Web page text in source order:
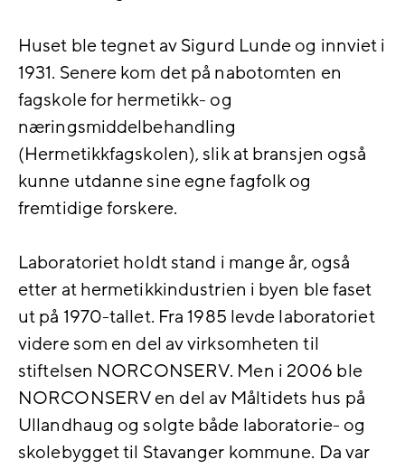
Huset ble tegnet av Sigurd Lunde og innviet i
1931. Senere kom det på nabotomten en
fagskole for hermetikk- og
næringsmiddelbehandling
(Hermetikkfagskolen), slik at bransjen også
kunne utdanne sine egne fagfolk og
fremtidige forskere.
Laboratoriet holdt stand i mange år, også
etter at hermetikkindustrien i byen ble faset
ut på 1970-tallet. Fra 1985 levde laboratoriet
videre som en del av virksomheten til
stiftelsen NORCONSERV. Men i 2006 ble
NORCONSERV en del av Måltidets hus på
Ullandhaug og solgte både laboratorie- og
skolebygget til Stavanger kommune. Da var